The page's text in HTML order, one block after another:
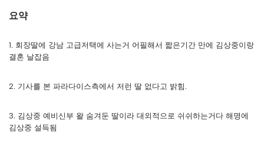
요약
1. 회장딸에 강남 고급저택에 사는거 어필해서 짧은기간 만에 김상중이랑
결혼 날잡음
2. 기사를 본 파라다이스측에서 저런 딸 없다고 밝힘.
3. 김상중 예비신부 왈 숨겨둔 딸이라 대외적으로 쉬쉬하는거다 해명에
김상중 설득됨